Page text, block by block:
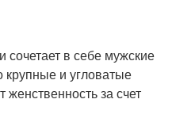
сочетает в себе мужские
крупные и угловатые
за счет